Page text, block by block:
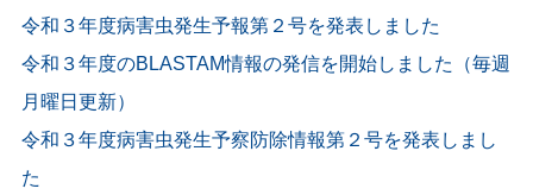
令和３年度病害虫発生予報第２号を発表しました
令和３年度のBLASTAM情報の発信を開始しました（毎週
月曜日更新）
令和３年度病害虫発生予察防除情報第２号を発表しまし
た